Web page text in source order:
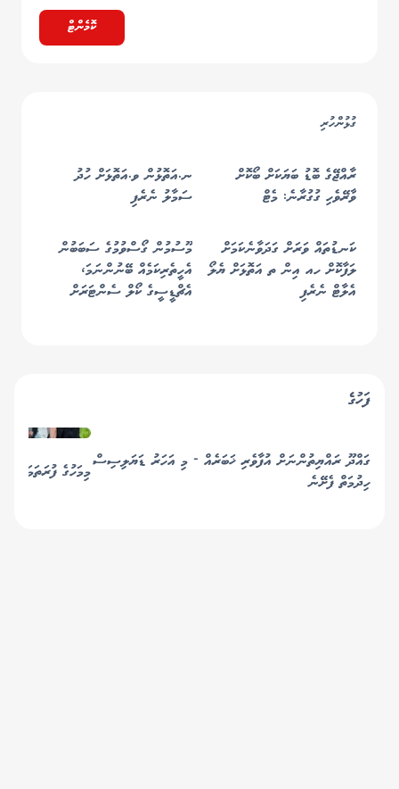
ކޮމެންޓް
ގުޅުންހުރި
ރާއްޖޭގެ ބޮޑު ބަޔަކަށް ބޯކޮށް
ވާރޭވެހި ގުގުރާނެ: މެޓް
ނ.އަތޮޅުން ވ.އަތޮޅަށް ހުދު
ސަމާލު ނެރެފި
ކަނޑުތައް ވަރަށް ގަދަވާނެކަމަށް
ލަފާކޮށް ހއ އިން ތ އަތޮޅަށް ޔެލޯ
އެލާޓް ނެރެފި
މޫސުމުން ގޯސްވުމުގެ ސަބަބުން
އެހީތެރިކަމެއް ބޭނުންނަމަ،
އެޗްޑީސީގެ ކޯލް ސެންޓަރަށް
ފަހުގެ
ގައްދޫ ރައްޔިތުންނަށް އުފާވެރި ޚަބަރެއް - މި އަހަރު ޑަޔަލިސިސް
ހިދުމަތް ފެށޭނެ
މިމަހުގެ ފުރަތަމަ 8 ދުވަސްތެރޭ 55,834 ފަތުރުވެރިން